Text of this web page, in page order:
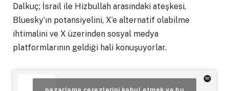
Dalkuç; İsrail ile Hizbullah arasındaki ateşkesi,
Bluesky’ın potansiyelini, X’e alternatif olabilme
ihtimalini ve X üzerinden sosyal medya
platformlarının geldiği hali konuşuyorlar.